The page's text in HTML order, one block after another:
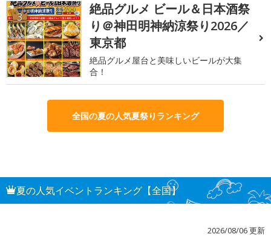
3
絶品グルメ ビール＆日本酒祭
り＠神田明神納涼祭り2026／
東京都
絶品グルメ屋台と美味しいビールが大集
合！
全国の夏の人気夏祭りランキング
夏の人気イベントランキング【全国】
2026/08/06 更新